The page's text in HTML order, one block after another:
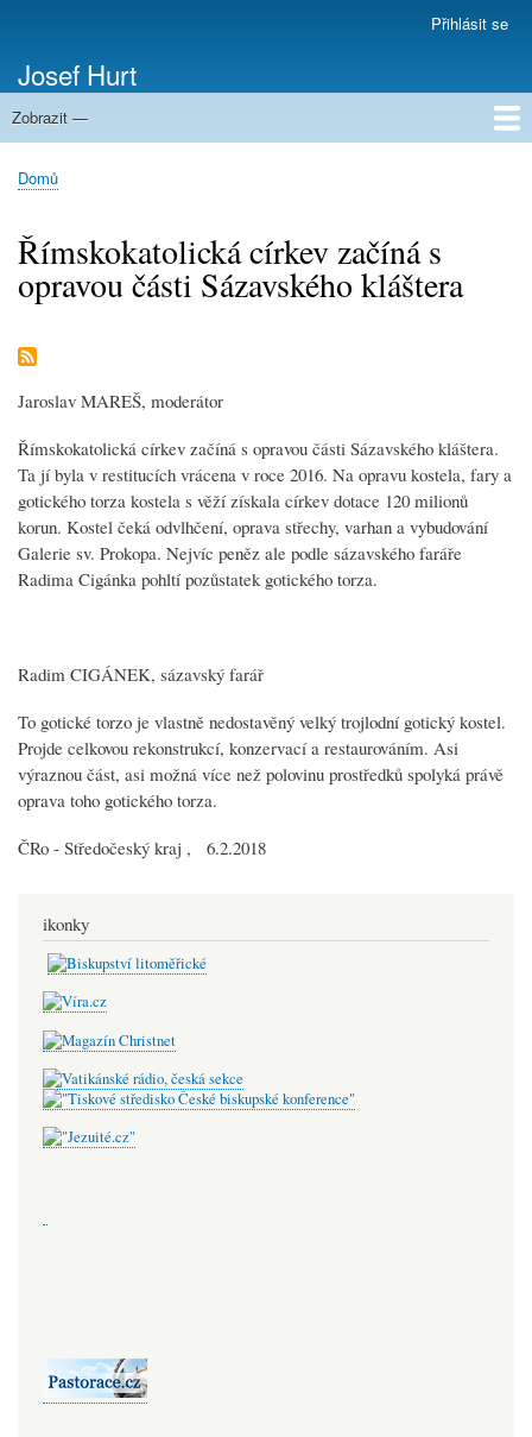
obsahu
uživatelského
účtu
Přihlásit se
Josef Hurt
Zobrazit —
Domů
Drobečková
Domů
Římskokatolická církev začíná s
opravou části Sázavského kláštera
Jaroslav MAREŠ, moderátor
Římskokatolická církev začíná s opravou části Sázavského kláštera.
Ta jí byla v restitucích vrácena v roce 2016. Na opravu kostela, fary a
gotického torza kostela s věží získala církev dotace 120 milionů
korun. Kostel čeká odvlhčení, oprava střechy, varhan a vybudování
Galerie sv. Prokopa. Nejvíc peněz ale podle sázavského faráře
Radima Cigánka pohltí pozůstatek gotického torza.
Radim CIGÁNEK, sázavský farář
To gotické torzo je vlastně nedostavěný velký trojlodní gotický kostel.
Projde celkovou rekonstrukcí, konzervací a restaurováním. Asi
výraznou část, asi možná více než polovinu prostředků spolyká právě
oprava toho gotického torza.
ČRo - Středočeský kraj , 6.2.2018
ikonky